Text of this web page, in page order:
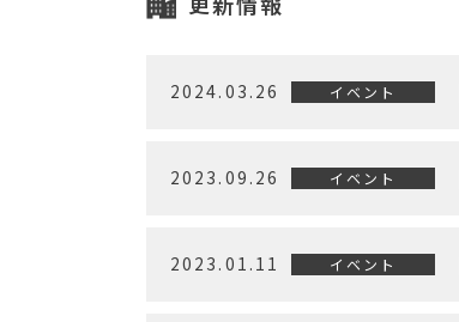
2024.03.26 イベント
2023.09.26 イベント
2023.01.11 イベント